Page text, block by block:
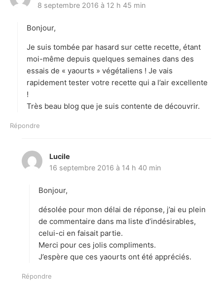
i
8 septembre 2016 à 12 h 45 min
Bonjour,
Je suis tombée par hasard sur cette recette, étant
moi-même depuis quelques semaines dans des
essais de « yaourts » végétaliens ! Je vais
rapidement tester votre recette qui a l’air excellente
!
Très beau blog que je suis contente de découvrir.
Répondre
Lucile
i
16 septembre 2016 à 14 h 40 min
Bonjour,
désolée pour mon délai de réponse, j’ai eu plein
de commentaire dans ma liste d’indésirables,
celui-ci en faisait partie.
Merci pour ces jolis compliments.
J’espère que ces yaourts ont été appréciés.
Répondre